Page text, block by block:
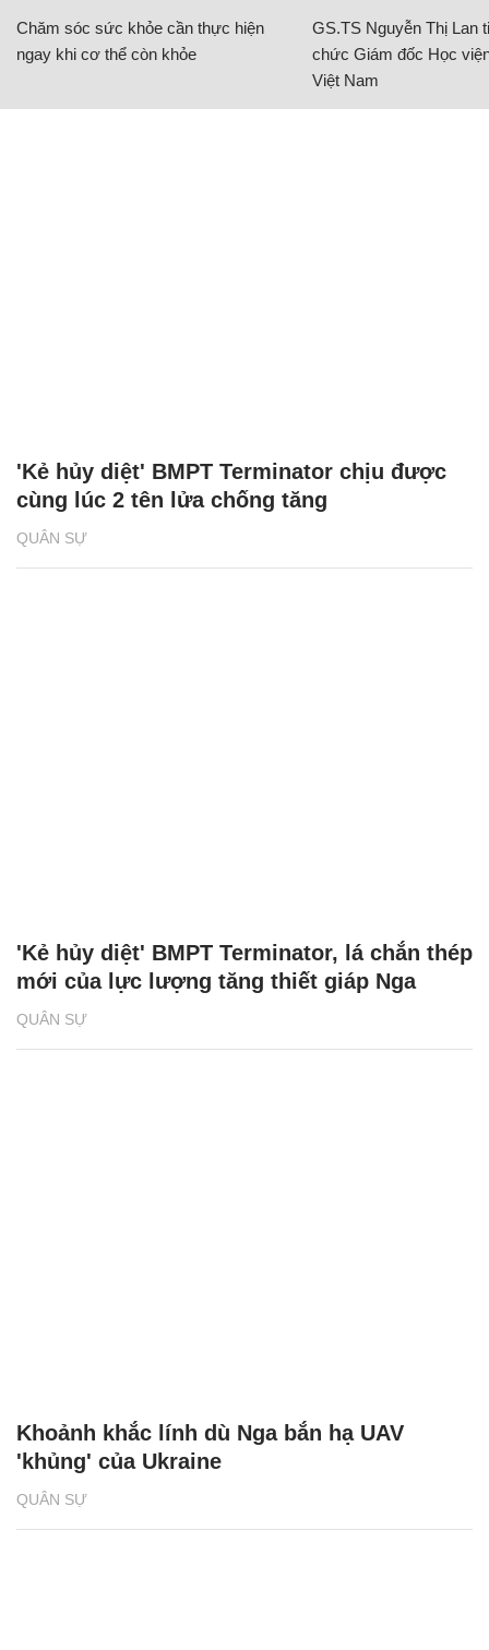
Chăm sóc sức khỏe cần thực hiện
ngay khi cơ thể còn khỏe
GS.TS Nguyễn Thị Lan
chức Giám đốc Học
Việt Nam
QUÂN SỰ
'Kẻ hủy diệt' BMPT Terminator chịu được
cùng lúc 2 tên lửa chống tăng
QUÂN SỰ
'Kẻ hủy diệt' BMPT Terminator, lá chắn thép
mới của lực lượng tăng thiết giáp Nga
QUÂN SỰ
Khoảnh khắc lính dù Nga bắn hạ UAV
'khủng' của Ukraine